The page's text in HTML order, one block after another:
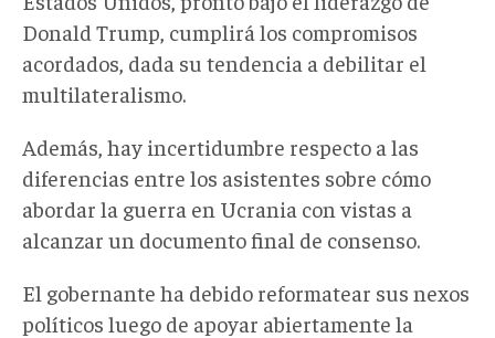
Donald Trump, cumplirá los compromisos
acordados, dada su tendencia a debilitar el
multilateralismo.
Además, hay incertidumbre respecto a las
diferencias entre los asistentes sobre cómo
abordar la guerra en Ucrania con vistas a
alcanzar un documento final de consenso.
El gobernante ha debido reformatear sus nexos
políticos luego de apoyar abiertamente la